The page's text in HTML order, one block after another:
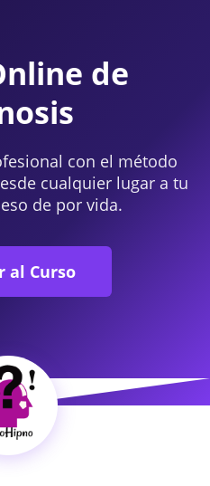
de
con el método
cualquier lugar a tu
de por vida.
al Curso